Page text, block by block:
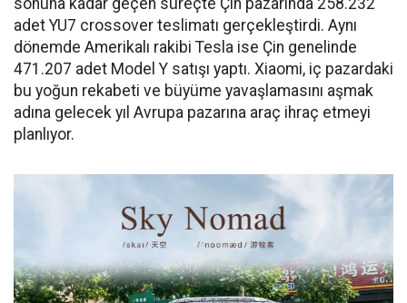
sonuna kadar geçen süreçte Çin pazarında 258.232
adet YU7 crossover teslimatı gerçekleştirdi. Aynı
dönemde Amerikalı rakibi Tesla ise Çin genelinde
471.207 adet Model Y satışı yaptı. Xiaomi, iç pazardaki
bu yoğun rekabeti ve büyüme yavaşlamasını aşmak
adına gelecek yıl Avrupa pazarına araç ihraç etmeyi
planlıyor.